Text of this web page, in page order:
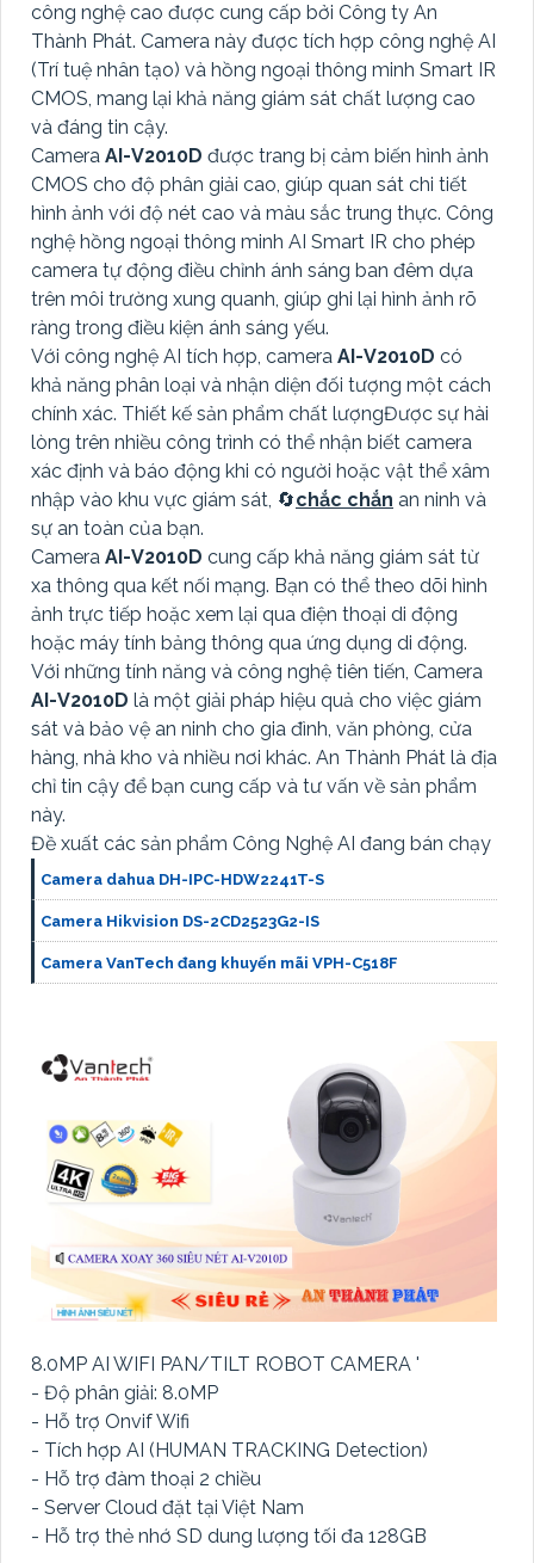
công nghệ cao được cung cấp bởi Công ty An
Thành Phát. Camera này được tích hợp công nghệ AI
(Trí tuệ nhân tạo) và hồng ngoại thông minh Smart IR
CMOS, mang lại khả năng giám sát chất lượng cao
và đáng tin cậy.
Camera AI-V2010D được trang bị cảm biến hình ảnh
CMOS cho độ phân giải cao, giúp quan sát chi tiết
hình ảnh với độ nét cao và màu sắc trung thực. Công
nghệ hồng ngoại thông minh AI Smart IR cho phép
camera tự động điều chỉnh ánh sáng ban đêm dựa
trên môi trường xung quanh, giúp ghi lại hình ảnh rõ
ràng trong điều kiện ánh sáng yếu.
Với công nghệ AI tích hợp, camera AI-V2010D có
khả năng phân loại và nhận diện đối tượng một cách
chính xác. Thiết kế sản phẩm chất lượngĐược sự hài
lòng trên nhiều công trình có thể nhận biết camera
xác định và báo động khi có người hoặc vật thể xâm
nhập vào khu vực giám sát, 🔄chắc chắn an ninh và
sự an toàn của bạn.
Camera AI-V2010D cung cấp khả năng giám sát từ
xa thông qua kết nối mạng. Bạn có thể theo dõi hình
ảnh trực tiếp hoặc xem lại qua điện thoại di động
hoặc máy tính bảng thông qua ứng dụng di động.
Với những tính năng và công nghệ tiên tiến, Camera
AI-V2010D là một giải pháp hiệu quả cho việc giám
sát và bảo vệ an ninh cho gia đình, văn phòng, cửa
hàng, nhà kho và nhiều nơi khác. An Thành Phát là địa
chỉ tin cậy để bạn cung cấp và tư vấn về sản phẩm
này.
Đề xuất các sản phẩm Công Nghệ AI đang bán chạy
Camera dahua DH-IPC-HDW2241T-S
Camera Hikvision DS-2CD2523G2-IS
Camera VanTech đang khuyến mãi VPH-C518F
8.0MP AI WIFI PAN/TILT ROBOT CAMERA '
- Độ phân giải: 8.0MP
- Hỗ trợ Onvif Wifi
- Tích hợp AI (HUMAN TRACKING Detection)
- Hỗ trợ đàm thoại 2 chiều
- Server Cloud đặt tại Việt Nam
- Hỗ trợ thẻ nhớ SD dung lượng tối đa 128GB